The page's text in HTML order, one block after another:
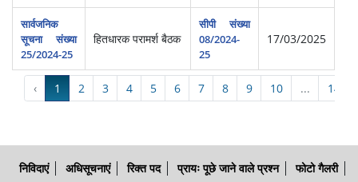
सार्वजनिक
सूचना संख्या
25/2024-25
हितधारक परामर्श बैठक
सीपी संख्या
08/2024-
25
17/03/2025
‹ 1 2 3 4 5 6 7 8 9 10 ... 14
निविदाएं अधिसूचनाएं रिक्त पद प्रायः पूछे जाने वाले प्रश्न
फोटो गैलरी